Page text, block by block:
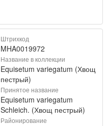
Штрихкод
MHA0019972
Название в коллекции
Equisetum variegatum (Хвощ
пестрый)
Принятое название
Equisetum variegatum
Schleich. (Хвощ пестрый)
Районирование